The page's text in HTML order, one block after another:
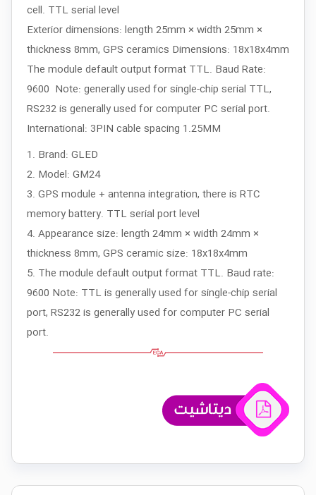
cell. TTL serial level
Exterior dimensions: length 25mm × width 25mm ×
thickness 8mm, GPS ceramics Dimensions: 18x18x4mm
The module default output format TTL. Baud Rate:
9600 Note: generally used for single-chip serial TTL,
RS232 is generally used for computer PC serial port.
International: 3PIN cable spacing 1.25MM
1. Brand: GLED
2. Model: GM24
3. GPS module + antenna integration, there is RTC
memory battery. TTL serial port level
4. Appearance size: length 24mm × width 24mm ×
thickness 8mm, GPS ceramic size: 18x18x4mm
5. The module default output format TTL. Baud rate:
9600 Note: TTL is generally used for single-chip serial
port, RS232 is generally used for computer PC serial
port.